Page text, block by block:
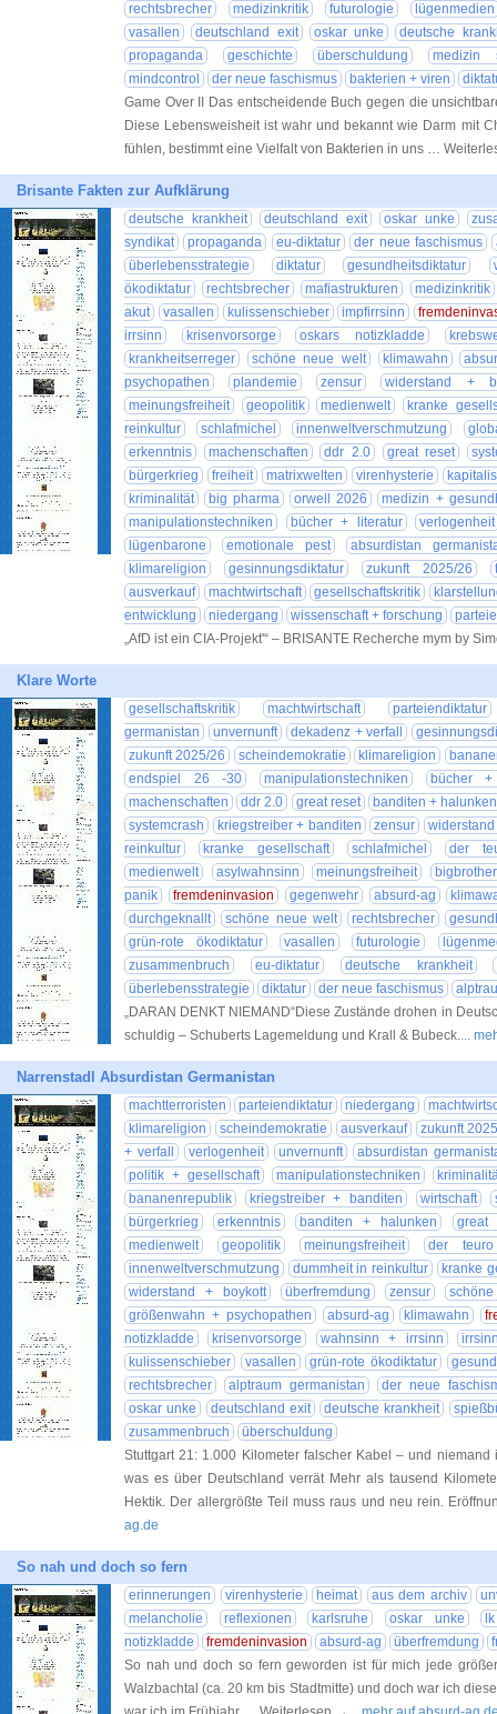
rechtsbrecher
medizinkritik futurologie
lügenmedien
vasallen
deutschland exit oskar unke
deutsche
propaganda
geschichte überschuldung
medizin
mindcontrol
der neue faschismus bakterien + viren
Game Over II Das entscheidende Buch gegen die
Diese Lebensweisheit ist wahr und bekannt wie Darm mit
fühlen, bestimmt eine Vielfalt von Bakterien in uns …
Brisante Fakten zur Aufklärung
deutsche krankheit deutschland exit oskar unke
syndikat
propaganda eu-diktatur der neue faschismus
überlebensstrategie
diktatur gesundheitsdiktatur
ökodiktatur
rechtsbrecher mafiastrukturen
medizinkritik
akut
vasallen kulissenschieber impfirrsinn
irrsinn
krisenvorsorge oskars notizkladde
krankheitserreger
schöne neue welt klimawahn
psychopathen
plandemie zensur
widerstand +
meinungsfreiheit
geopolitik medienwelt
kranke
reinkultur
schlafmichel innenweltverschmutzung
erkenntnis
machenschaften ddr 2.0 great reset
bürgerkrieg
freiheit matrixwelten virenhysterie
kriminalität
big pharma orwell 2026
medizin +
manipulationstechniken
bücher + literatur
verlogenheit
lügenbarone
emotionale pest
absurdistan
klimareligion
gesinnungsdiktatur zukunft 2025/26
ausverkauf
machtwirtschaft gesellschaftskritik
entwicklung
niedergang wissenschaft + forschung
„AfD ist ein CIA-Projekt'“ – BRISANTE Recherche mym by
Klare Worte
gesellschaftskritik machtwirtschaft
parteiendiktatur
germanistan
unvernunft dekadenz + verfall
zukunft 2025/26
scheindemokratie klimareligion
endspiel 26 -30
manipulationstechniken
bücher
machenschaften
ddr 2.0 great reset
banditen + halunken
systemcrash
kriegstreiber + banditen zensur
reinkultur
kranke gesellschaft schlafmichel
der
medienwelt
asylwahnsinn meinungsfreiheit
bigbrother
panik
fremdeninvasion gegenwehr absurd-ag
durchgeknallt
schöne neue welt rechtsbrecher
grün-rote ökodiktatur
vasallen futurologie
zusammenbruch
eu-diktatur
deutsche krankheit
überlebensstrategie
diktatur der neue faschismus
„DARAN DENKT NIEMAND“Diese Zustände drohen in
schuldig – Schuberts Lagemeldung und Krall & Bubeck....
Narrenstadl Absurdistan Germanistan
machtterroristen parteiendiktatur niedergang
klimareligion
scheindemokratie ausverkauf
zukunft
+ verfall
verlogenheit unvernunft
absurdistan
politik + gesellschaft
manipulationstechniken
bananenrepublik
kriegstreiber + banditen wirtschaft
bürgerkrieg
erkenntnis banditen + halunken
great
medienwelt
geopolitik meinungsfreiheit
der
innenweltverschmutzung
dummheit in reinkultur
kranke
widerstand + boykott
überfremdung zensur
größenwahn + psychopathen
absurd-ag klimawahn
notizkladde
krisenvorsorge wahnsinn + irrsinn
kulissenschieber
vasallen grün-rote ökodiktatur
rechtsbrecher
alptraum germanistan
der neue
oskar unke
deutschland exit deutsche krankheit
zusammenbruch
überschuldung
Stuttgart 21: 1.000 Kilometer falscher Kabel – und
was es über Deutschland verrät Mehr als tausend
Hektik. Der allergrößte Teil muss raus und neu rein.
ag.de
So nah und doch so fern
erinnerungen virenhysterie heimat aus dem archiv
melancholie
reflexionen karlsruhe oskar unke
notizkladde
fremdeninvasion absurd-ag überfremdung
So nah und doch so fern geworden ist für mich jede
Walzbachtal (ca. 20 km bis Stadtmitte) und doch war ich